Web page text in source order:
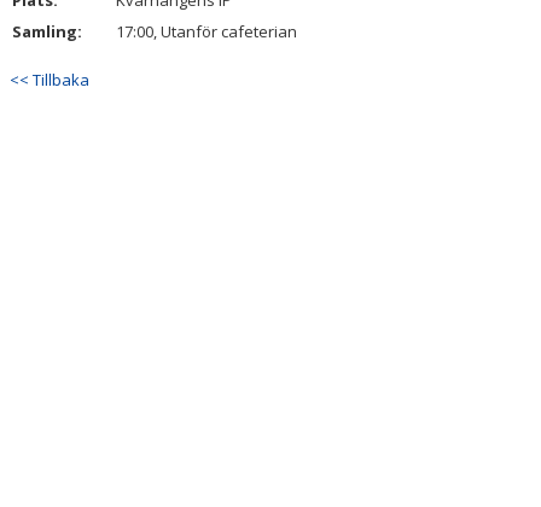
DOKUMENT
KONTAKT
Samling:
17:00, Utanför cafeterian
<< Tillbaka